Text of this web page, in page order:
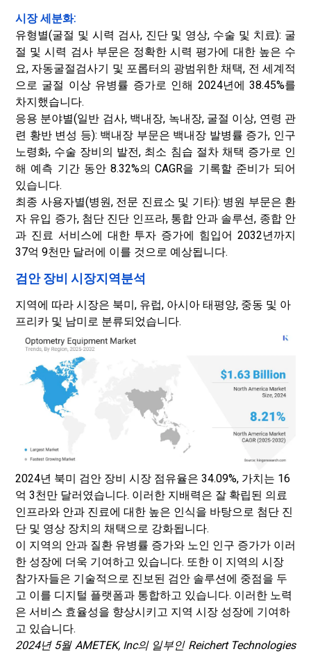
시장 세분화:
유형별(굴절 및 시력 검사, 진단 및 영상, 수술 및 치료): 굴
절 및 시력 검사 부문은 정확한 시력 평가에 대한 높은 수
요, 자동굴절검사기 및 포롭터의 광범위한 채택, 전 세계적
으로 굴절 이상 유병률 증가로 인해 2024년에 38.45%를
차지했습니다.
응용 분야별(일반 검사, 백내장, 녹내장, 굴절 이상, 연령 관
련 황반 변성 등): 백내장 부문은 백내장 발병률 증가, 인구
노령화, 수술 장비의 발전, 최소 침습 절차 채택 증가로 인
해 예측 기간 동안 8.32%의 CAGR을 기록할 준비가 되어
있습니다.
최종 사용자별(병원, 전문 진료소 및 기타): 병원 부문은 환
자 유입 증가, 첨단 진단 인프라, 통합 안과 솔루션, 종합 안
과 진료 서비스에 대한 투자 증가에 힘입어 2032년까지
37억 9천만 달러에 이를 것으로 예상됩니다.
검안 장비 시장지역분석
지역에 따라 시장은 북미, 유럽, 아시아 태평양, 중동 및 아
프리카 및 남미로 분류되었습니다.
2024년 북미 검안 장비 시장 점유율은 34.09%, 가치는 16
억 3천만 달러였습니다. 이러한 지배력은 잘 확립된 의료
인프라와 안과 진료에 대한 높은 인식을 바탕으로 첨단 진
단 및 영상 장치의 채택으로 강화됩니다.
이 지역의 안과 질환 유병률 증가와 노인 인구 증가가 이러
한 성장에 더욱 기여하고 있습니다. 또한 이 지역의 시장
참가자들은 기술적으로 진보된 검안 솔루션에 중점을 두
고 이를 디지털 플랫폼과 통합하고 있습니다. 이러한 노력
은 서비스 효율성을 향상시키고 지역 시장 성장에 기여하
고 있습니다.
2024년 5월 AMETEK, Inc의 일부인 Reichert Technologies